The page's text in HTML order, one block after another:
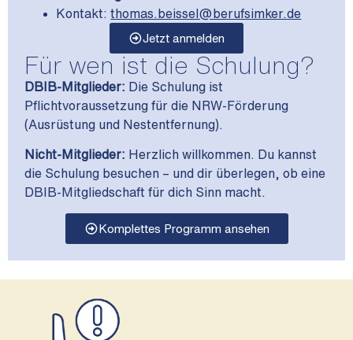
Kontakt:thomas.beissel@berufsimker.de
Jetzt anmelden
Für wen ist die Schulung?
DBIB-Mitglieder: Die Schulung ist
Pflichtvoraussetzung für die NRW-Förderung
(Ausrüstung und Nestentfernung).
Nicht-Mitglieder: Herzlich willkommen. Du kannst
die Schulung besuchen – und dir überlegen, ob eine
DBIB-Mitgliedschaft für dich Sinn macht.
Komplettes Programm ansehen